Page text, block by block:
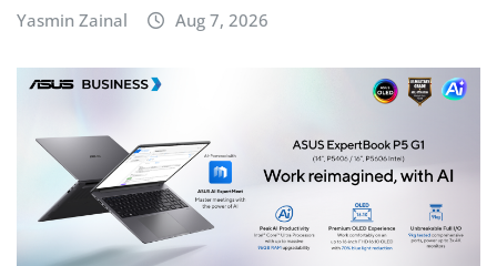
Yasmin Zainal Aug 7, 2026